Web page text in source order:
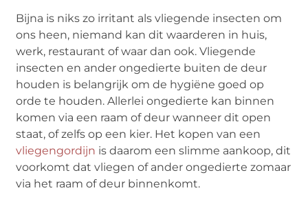
Bijna is niks zo irritant als vliegende insecten om
ons heen, niemand kan dit waarderen in huis,
werk, restaurant of waar dan ook. Vliegende
insecten en ander ongedierte buiten de deur
houden is belangrijk om de hygiëne goed op
orde te houden. Allerlei ongedierte kan binnen
komen via een raam of deur wanneer dit open
staat, of zelfs op een kier. Het kopen van een
vliegengordijn is daarom een slimme aankoop, dit
voorkomt dat vliegen of ander ongedierte zomaar
via het raam of deur binnenkomt.